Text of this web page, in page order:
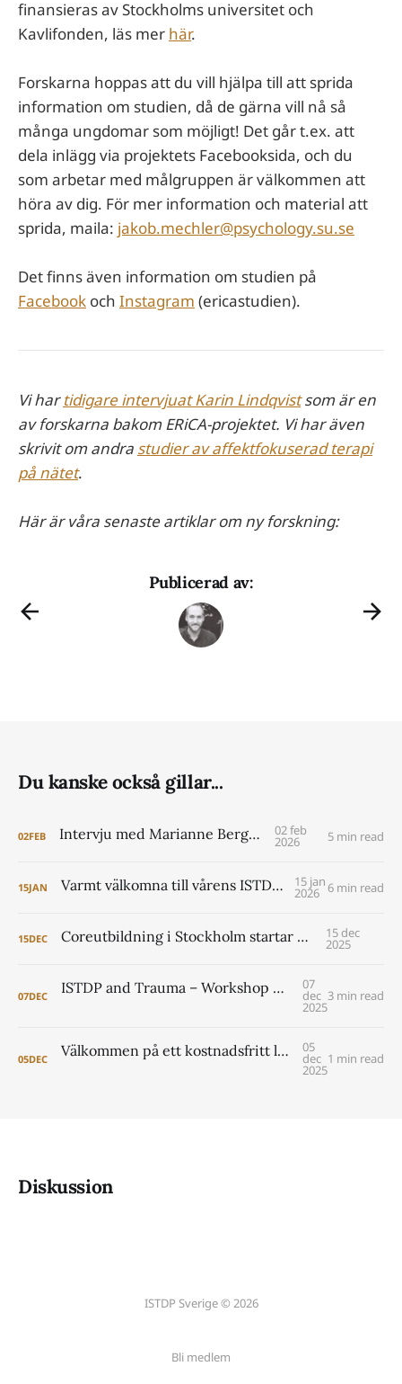
finansieras av Stockholms universitet och
Kavlifonden, läs mer här.
Forskarna hoppas att du vill hjälpa till att sprida
information om studien, då de gärna vill nå så
många ungdomar som möjligt! Det går t.ex. att
dela inlägg via projektets Facebooksida, och du
som arbetar med målgruppen är välkommen att
höra av dig. För mer information och material att
sprida, maila: jakob.mechler@psychology.su.se
Det finns även information om studien på
Facebook och Instagram (ericastudien).
Vi hartidigare intervjuat Karin Lindqvistsom är en
av forskarna bakom ERiCA-projektet. Vi har även
skrivit om andra studier av affektfokuserad terapi
på nätet.
Här är våra senaste artiklar om ny forskning:
Publicerad av:
Du kanske också gillar...
02FEB Intervju med Marianne Berggren 02 feb
2026 5 min read
15JAN Varmt välkomna till vårens ISTDP Academy! 15 jan
2026 6 min read
15DEC Coreutbildning i Stockholm startar 2026 15 dec
2025
07DEC ISTDP and Trauma – Workshop with Jonathan Entis and Peter Lilliengren 07
dec
2025
3 min read
05DEC Välkommen på ett kostnadsfritt lunchseminarium om coreutbildningen i Lund 2026- 2029 05
dec
2025
1 min read
Diskussion
ISTDP Sverige © 2026
Bli medlem